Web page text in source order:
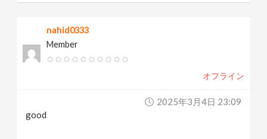
nahid0333
Member
オフライン
2025年3月4日 23:09
good